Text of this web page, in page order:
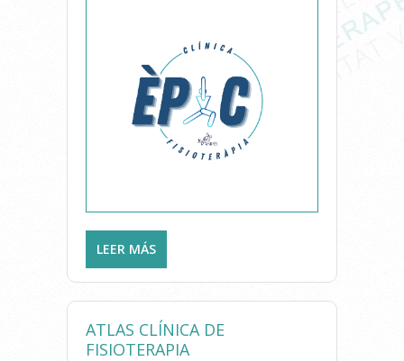
LEER MÁS
FISIOTERAPIA EPIC
ATLAS CLÍNICA DE
FISIOTERAPIA